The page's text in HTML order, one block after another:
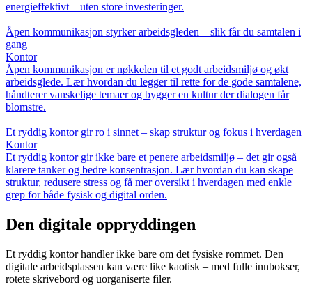
energieffektivt – uten store investeringer.
Åpen kommunikasjon styrker arbeidsgleden – slik får du samtalen i
gang
Kontor
Åpen kommunikasjon er nøkkelen til et godt arbeidsmiljø og økt
arbeidsglede. Lær hvordan du legger til rette for de gode samtalene,
håndterer vanskelige temaer og bygger en kultur der dialogen får
blomstre.
Et ryddig kontor gir ro i sinnet – skap struktur og fokus i hverdagen
Kontor
Et ryddig kontor gir ikke bare et penere arbeidsmiljø – det gir også
klarere tanker og bedre konsentrasjon. Lær hvordan du kan skape
struktur, redusere stress og få mer oversikt i hverdagen med enkle
grep for både fysisk og digital orden.
Den digitale oppryddingen
Et ryddig kontor handler ikke bare om det fysiske rommet. Den
digitale arbeidsplassen kan være like kaotisk – med fulle innbokser,
rotete skrivebord og uorganiserte filer.